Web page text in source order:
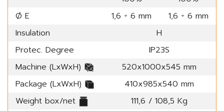
Ø E
1,6 ÷ 6 mm
1,6 ÷ 6 mm
Insulation
H
Protec. Degree
IP23S
Machine (LxWxH)
520x1000x545 mm
Package (LxWxH)
410x985x540 mm
Weight box/net
111,6 / 108,5 Kg